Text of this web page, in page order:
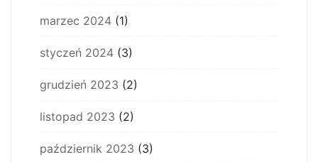
marzec 2024 (1)
styczeń 2024 (3)
grudzień 2023 (2)
listopad 2023 (2)
październik 2023 (3)